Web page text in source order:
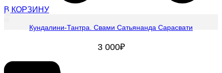
В КОРЗИНУ
Кундалини-Тантра. Свами Сатьянанда Сарасвати
3 000₽